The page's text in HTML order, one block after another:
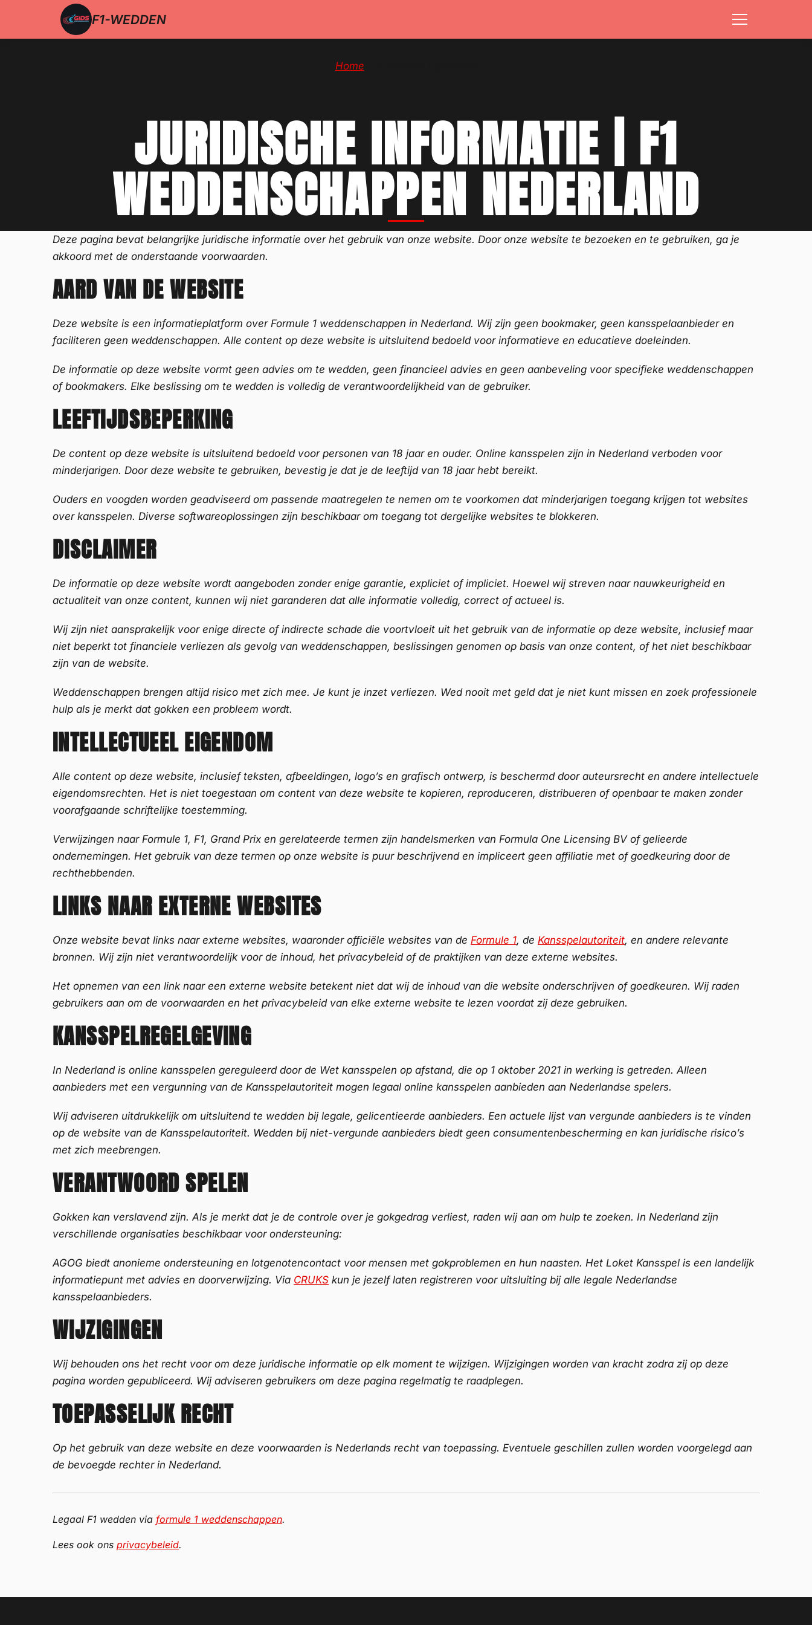
F1-WEDDEN
Home
JURIDISCHE INFORMATIE | F1
WEDDENSCHAPPEN NEDERLAND
Deze pagina bevat belangrijke juridische informatie over het gebruik van onze website. Door onze website te bezoeken en te gebruiken, ga je
akkoord met de onderstaande voorwaarden.
AARD VAN DE WEBSITE
Deze website is een informatieplatform over Formule 1 weddenschappen in Nederland. Wij zijn geen bookmaker, geen kansspelaanbieder en
faciliteren geen weddenschappen. Alle content op deze website is uitsluitend bedoeld voor informatieve en educatieve doeleinden.
De informatie op deze website vormt geen advies om te wedden, geen financieel advies en geen aanbeveling voor specifieke weddenschappen
of bookmakers. Elke beslissing om te wedden is volledig de verantwoordelijkheid van de gebruiker.
LEEFTIJDSBEPERKING
De content op deze website is uitsluitend bedoeld voor personen van 18 jaar en ouder. Online kansspelen zijn in Nederland verboden voor
minderjarigen. Door deze website te gebruiken, bevestig je dat je de leeftijd van 18 jaar hebt bereikt.
Ouders en voogden worden geadviseerd om passende maatregelen te nemen om te voorkomen dat minderjarigen toegang krijgen tot websites
over kansspelen. Diverse softwareoplossingen zijn beschikbaar om toegang tot dergelijke websites te blokkeren.
DISCLAIMER
De informatie op deze website wordt aangeboden zonder enige garantie, expliciet of impliciet. Hoewel wij streven naar nauwkeurigheid en
actualiteit van onze content, kunnen wij niet garanderen dat alle informatie volledig, correct of actueel is.
Wij zijn niet aansprakelijk voor enige directe of indirecte schade die voortvloeit uit het gebruik van de informatie op deze website, inclusief maar
niet beperkt tot financiele verliezen als gevolg van weddenschappen, beslissingen genomen op basis van onze content, of het niet beschikbaar
zijn van de website.
Weddenschappen brengen altijd risico met zich mee. Je kunt je inzet verliezen. Wed nooit met geld dat je niet kunt missen en zoek professionele
hulp als je merkt dat gokken een probleem wordt.
INTELLECTUEEL EIGENDOM
Alle content op deze website, inclusief teksten, afbeeldingen, logo’s en grafisch ontwerp, is beschermd door auteursrecht en andere intellectuele
eigendomsrechten. Het is niet toegestaan om content van deze website te kopieren, reproduceren, distribueren of openbaar te maken zonder
voorafgaande schriftelijke toestemming.
Verwijzingen naar Formule 1, F1, Grand Prix en gerelateerde termen zijn handelsmerken van Formula One Licensing BV of gelieerde
ondernemingen. Het gebruik van deze termen op onze website is puur beschrijvend en impliceert geen affiliatie met of goedkeuring door de
rechthebbenden.
LINKS NAAR EXTERNE WEBSITES
Onze website bevat links naar externe websites, waaronder officiële websites van de Formule 1, de Kansspelautoriteit, en andere relevante
bronnen. Wij zijn niet verantwoordelijk voor de inhoud, het privacybeleid of de praktijken van deze externe websites.
Het opnemen van een link naar een externe website betekent niet dat wij de inhoud van die website onderschrijven of goedkeuren. Wij raden
gebruikers aan om de voorwaarden en het privacybeleid van elke externe website te lezen voordat zij deze gebruiken.
KANSSPELREGELGEVING
In Nederland is online kansspelen gereguleerd door de Wet kansspelen op afstand, die op 1 oktober 2021 in werking is getreden. Alleen
aanbieders met een vergunning van de Kansspelautoriteit mogen legaal online kansspelen aanbieden aan Nederlandse spelers.
Wij adviseren uitdrukkelijk om uitsluitend te wedden bij legale, gelicentieerde aanbieders. Een actuele lijst van vergunde aanbieders is te vinden
op de website van de Kansspelautoriteit. Wedden bij niet-vergunde aanbieders biedt geen consumentenbescherming en kan juridische risico’s
met zich meebrengen.
VERANTWOORD SPELEN
Gokken kan verslavend zijn. Als je merkt dat je de controle over je gokgedrag verliest, raden wij aan om hulp te zoeken. In Nederland zijn
verschillende organisaties beschikbaar voor ondersteuning:
AGOG biedt anonieme ondersteuning en lotgenotencontact voor mensen met gokproblemen en hun naasten. Het Loket Kansspel is een landelijk
informatiepunt met advies en doorverwijzing. Via CRUKS kun je jezelf laten registreren voor uitsluiting bij alle legale Nederlandse
kansspelaanbieders.
WIJZIGINGEN
Wij behouden ons het recht voor om deze juridische informatie op elk moment te wijzigen. Wijzigingen worden van kracht zodra zij op deze
pagina worden gepubliceerd. Wij adviseren gebruikers om deze pagina regelmatig te raadplegen.
TOEPASSELIJK RECHT
Op het gebruik van deze website en deze voorwaarden is Nederlands recht van toepassing. Eventuele geschillen zullen worden voorgelegd aan
de bevoegde rechter in Nederland.
Legaal F1 wedden via formule 1 weddenschappen.
Lees ook ons privacybeleid.